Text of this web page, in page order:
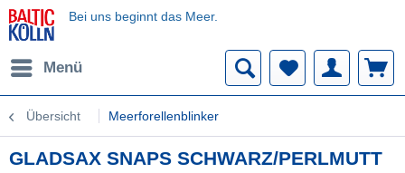
Bei uns beginnt das Meer.
Menü
Übersicht Meerforellenblinker
GLADSAX SNAPS SCHWARZ/PERLMUTT